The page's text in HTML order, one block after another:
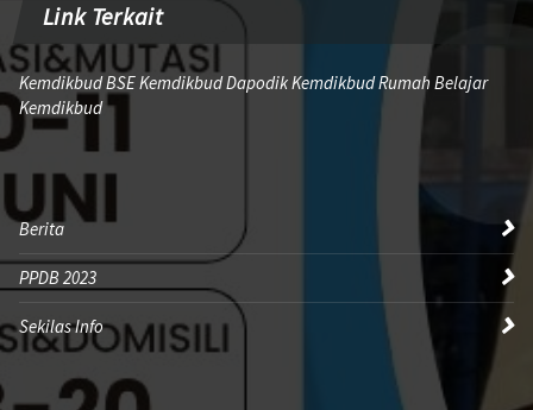
Link Terkait
Kemdikbud BSE Kemdikbud Dapodik Kemdikbud Rumah Belajar
Kemdikbud
Berita
PPDB 2023
Sekilas Info